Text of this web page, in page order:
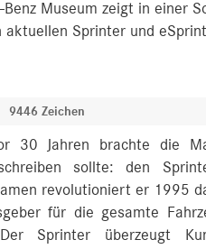
Benz Museum zeigt in einer
aktuellen Sprinter und
9446 Zeichen
30 Jahren brachte die
sollte: den
revolutioniert er 1995
für die gesamte
Der Sprinter überzeugt